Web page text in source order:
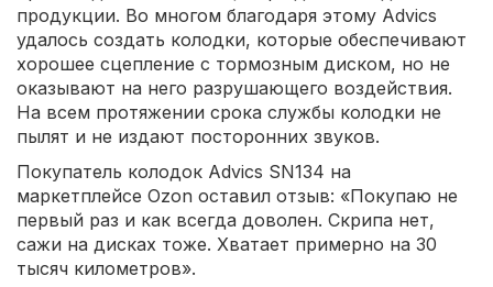
продукции. Во многом благодаря этому Advics
удалось создать колодки, которые обеспечивают
хорошее сцепление с тормозным диском, но не
оказывают на него разрушающего воздействия.
На всем протяжении срока службы колодки не
пылят и не издают посторонних звуков.
Покупатель колодок Advics SN134 на
маркетплейсе Ozon оставил отзыв: «Покупаю не
первый раз и как всегда доволен. Скрипа нет,
сажи на дисках тоже. Хватает примерно на 30
тысяч километров».